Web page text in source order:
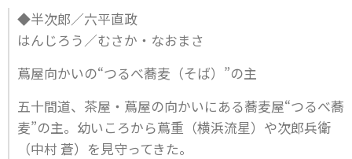
◆半次郎／六平直政
はんじろう／むさか・なおまさ
蔦屋向かいの“つるべ蕎麦（そば）”の主
五十間道、茶屋・蔦屋の向かいにある蕎麦屋“つるべ蕎
麦”の主。幼いころから蔦重（横浜流星）や次郎兵衛
（中村 蒼）を見守ってきた。